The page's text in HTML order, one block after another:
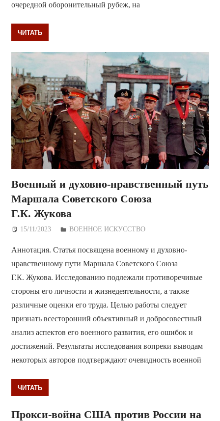
очередной оборонительный рубеж, на
ЧИТАТЬ
Военный и духовно-нравственный путь
Маршала Советского Союза
Г.К. Жукова
15/11/2023 Дежурный по Редакции
ВОЕННОЕ ИСКУССТВО
Аннотация. Статья посвящена военному и духовно-
нравственному пути Маршала Советского Союза
Г.К. Жукова. Исследованию подлежали противоречивые
стороны его личности и жизнедеятельности, а также
различные оценки его труда. Целью работы следует
признать всесторонний объективный и добросовестный
анализ аспектов его военного развития, его ошибок и
достижений. Результаты исследования вопреки выводам
некоторых авторов подтверждают очевидность военной
ЧИТАТЬ
Прокси-война США против России на